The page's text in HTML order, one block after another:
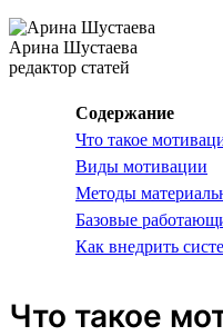
Арина Шустаева
редактор статей
Содержание
Что такое
Виды мотивации
Методы
Базовые
Как внедрить
Что такое